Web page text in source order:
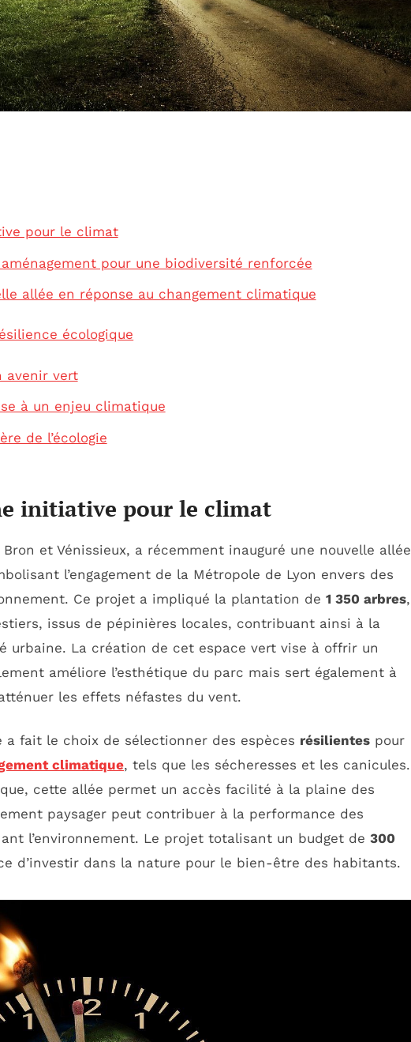
pour le climat
pour une biodiversité renforcée
allée en réponse au changement climatique
écologique
avenir vert
à un enjeu climatique
de l’écologie
initiative pour le climat
et Vénissieux, a récemment inauguré une nouvelle allée
l’engagement de la Métropole de Lyon envers des
Ce projet a impliqué la plantation de 1 350 arbres,
issus de pépinières locales, contribuant ainsi à la
urbaine. La création de cet espace vert vise à offrir un
améliore l’esthétique du parc mais sert également à
les effets néfastes du vent.
a fait le choix de sélectionner des espèces résilientes pour
climatique, tels que les sécheresses et les canicules.
cette allée permet un accès facilité à la plaine des
paysager peut contribuer à la performance des
l’environnement. Le projet totalisant un budget de 300
d’investir dans la nature pour le bien-être des habitants.